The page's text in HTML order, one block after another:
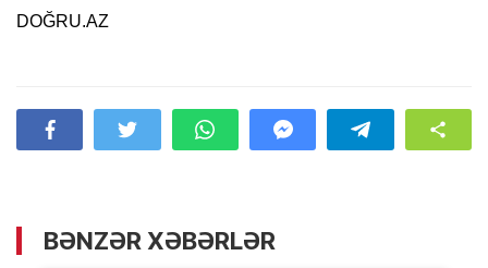
DOĞRU.AZ
BƏNZƏR XƏBƏRLƏR